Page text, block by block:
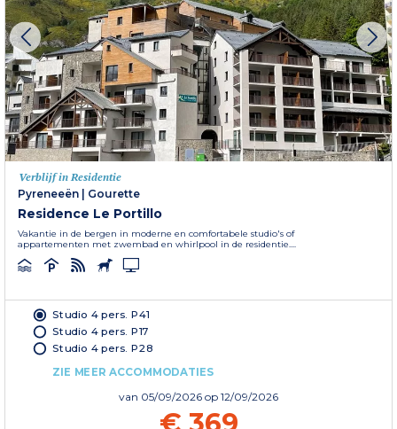
Verblijf in Residentie
Pyreneeën | Gourette
Residence Le Portillo
Vakantie in de bergen in moderne en comfortabele studio's of
appartementen met zwembad en whirlpool in de residentie....
Studio 4 pers. P41
Studio 4 pers. P17
Studio 4 pers. P28
ZIE MEER ACCOMMODATIES
van 05/09/2026 op 12/09/2026